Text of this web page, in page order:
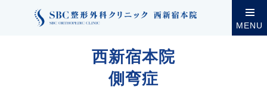
MENU
クリニック案内 西新宿本院の診療・設
西新宿本院
側弯症